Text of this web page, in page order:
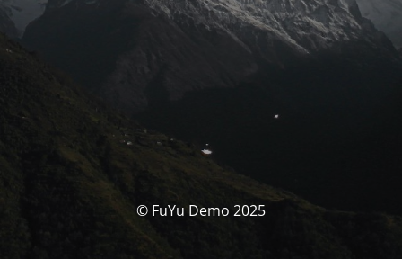
© FuYu Demo 2025